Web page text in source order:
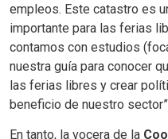
empleos. Este catastro es
importante para las ferias
contamos con estudios
nuestra guía para conocer
las ferias libres y crear
beneficio de nuestro sector”
En tanto, la vocera de la